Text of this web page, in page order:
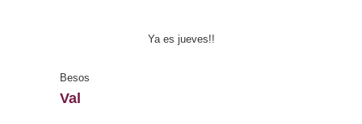
Ya es jueves!!
Besos
Val